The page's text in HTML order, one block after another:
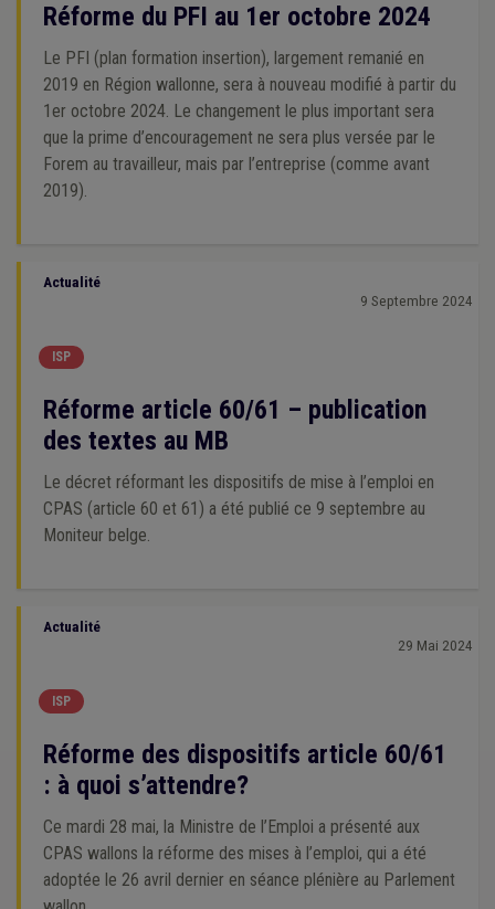
Réforme du PFI au 1er octobre 2024
Le PFI (plan formation insertion), largement remanié en
2019 en Région wallonne, sera à nouveau modifié à partir du
1er octobre 2024. Le changement le plus important sera
que la prime d’encouragement ne sera plus versée par le
Forem au travailleur, mais par l’entreprise (comme avant
2019).
Actualité
9 Septembre 2024
ISP
Réforme article 60/61 – publication
des textes au MB
Le décret réformant les dispositifs de mise à l’emploi en
CPAS (article 60 et 61) a été publié ce 9 septembre au
Moniteur belge.
Actualité
29 Mai 2024
ISP
Réforme des dispositifs article 60/61
: à quoi s’attendre?
Ce mardi 28 mai, la Ministre de l’Emploi a présenté aux
CPAS wallons la réforme des mises à l’emploi, qui a été
adoptée le 26 avril dernier en séance plénière au Parlement